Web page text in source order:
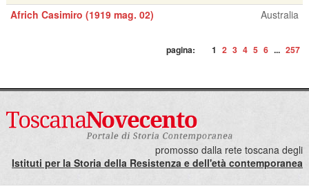
Africh Casimiro (1919 mag. 02)
Australia
pagina: 1 2 3 4 5 6 ... 257
promosso dalla rete toscana degli
Istituti per la Storia della Resistenza e dell'età contemporanea